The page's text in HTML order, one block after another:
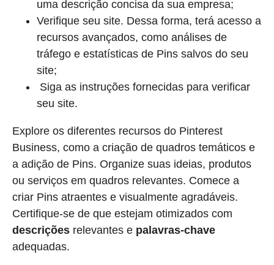
uma descrição concisa da sua empresa;
Verifique seu site. Dessa forma, terá acesso a
recursos avançados, como análises de
tráfego e estatísticas de Pins salvos do seu
site;
Siga as instruções fornecidas para verificar
seu site.
Explore os diferentes recursos do Pinterest
Business, como a criação de quadros temáticos e
a adição de Pins. Organize suas ideias, produtos
ou serviços em quadros relevantes. Comece a
criar Pins atraentes e visualmente agradáveis.
Certifique-se de que estejam otimizados com
descrições relevantes e palavras-chave
adequadas.